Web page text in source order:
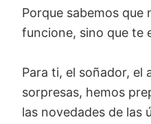
Porque sabemos que
funcione, sino que te
Para ti, el soñador, el
sorpresas, hemos
las novedades de las